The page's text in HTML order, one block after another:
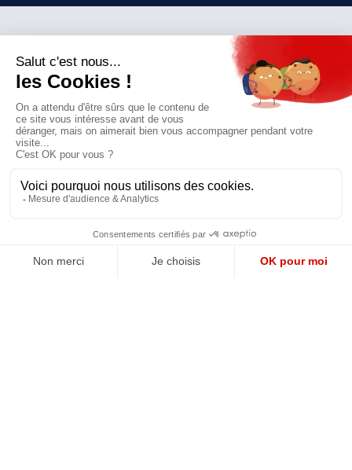
QUI SOMMES-NOUS?
MENTIONS LÉGALES
NOUS CONTACTER